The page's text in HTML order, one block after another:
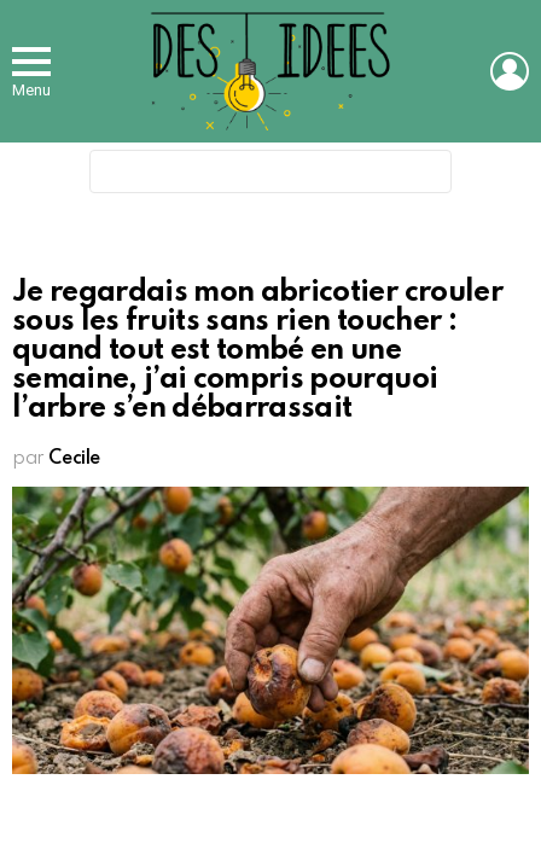
Menu
Je regardais mon abricotier crouler
sous les fruits sans rien toucher :
quand tout est tombé en une
semaine, j’ai compris pourquoi
l’arbre s’en débarrassait
par Cecile